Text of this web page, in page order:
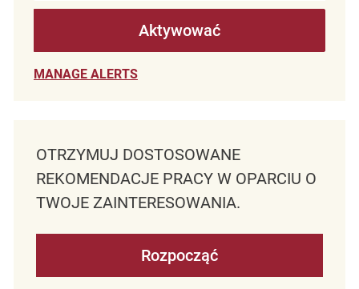
Aktywować
MANAGE ALERTS
OTRZYMUJ DOSTOSOWANE
REKOMENDACJE PRACY W OPARCIU O
TWOJE ZAINTERESOWANIA.
Rozpocząć